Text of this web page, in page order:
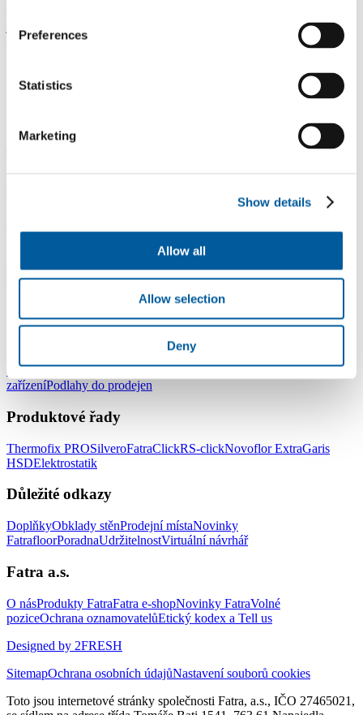
Preferences
Statistics
Marketing
Show details
Allow all
Allow selection
Deny
jako když se koberec učeše jedním směrem (pokládka šipkami
orientovanými jedním směrem).
Podlahy pro domácnost
do ložnicePodlahy do kuchyněPodlahy do koupelnyPodlahy do
Podlahy do dětského pokoje
Podlahy pro komerční užití
Podlahy do škol a školek
a zdravotnických zařízeníPodlahy do hotelů a ubytovacích
zařízeníPodlahy do prodejen
Produktové řady
Thermofix PROSilveroFatraClickRS-clickNovoflor ExtraGaris
HSDElektrostatik
Důležité odkazy
DoplňkyObklady stěnProdejní místaNovinky
FatrafloorPoradnaUdržitelnostVirtuální návrhář
Fatra a.s.
O násProdukty FatraFatra e-shopNovinky FatraVolné
poziceOchrana oznamovatelůEtický kodex a Tell us
Designed by 2FRESH
SitemapOchrana osobních údajůNastavení souborů cookies
Toto jsou internetové stránky společnosti Fatra, a.s., IČO 27465021,